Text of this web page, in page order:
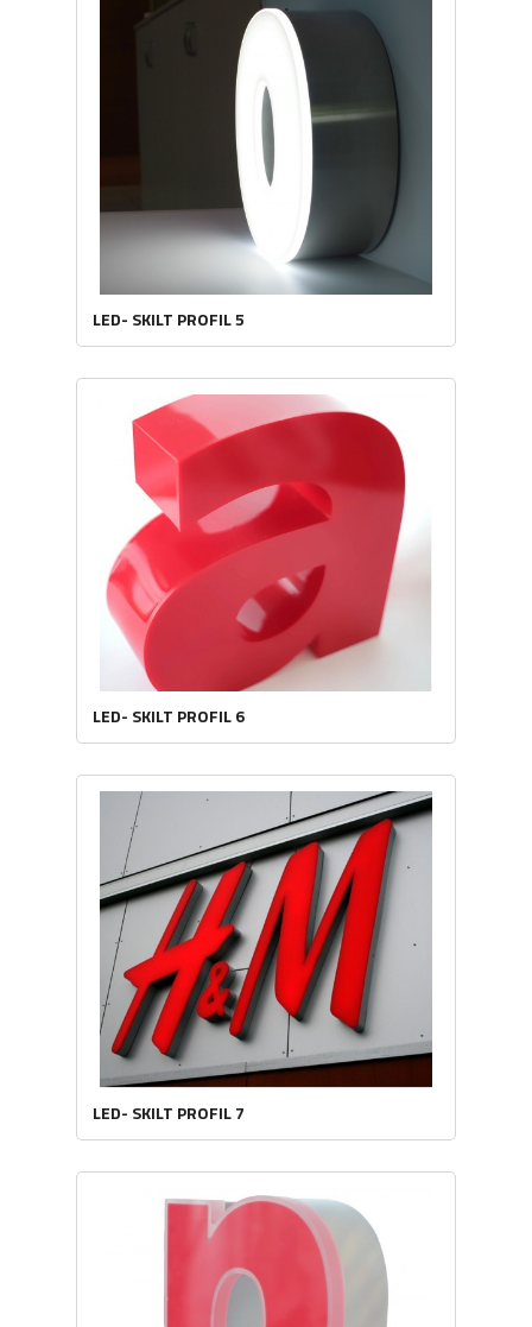
LED- SKILT PROFIL 5
LED- SKILT PROFIL 6
LED- SKILT PROFIL 7